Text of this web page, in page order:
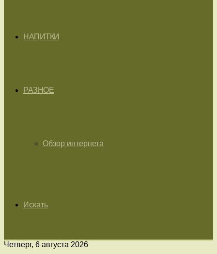
НАПИТКИ
РАЗНОЕ
Обзор интернета
Искать
Четверг, 6 августа 2026